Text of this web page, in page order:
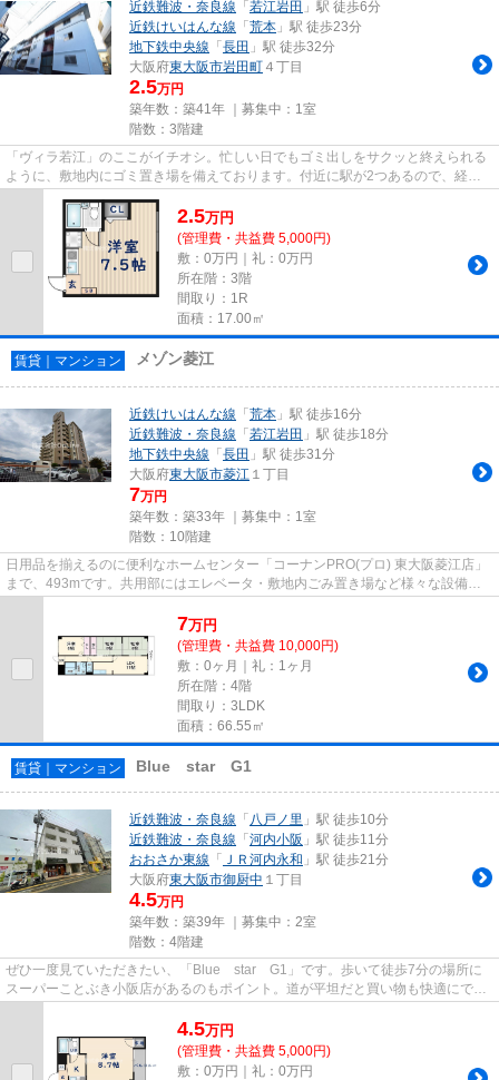
近鉄難波・奈良線 「若江岩田 」駅 徒歩6分
近鉄けいはんな線 「荒本 」駅 徒歩23分
地下鉄中央線 「長田 」駅 徒歩32分
大阪府東大阪市岩田町 ４丁目
2.5万円
築年数：築41年 ｜募集中： 1室
階数：3階建
「ヴィラ若江」のここがイチオシ。忙しい日でもゴミ出しをサクッと終えられる
ように、敷地内にゴミ置き場を備えております。付近に駅が2つあるので、経路
を用途や行き先によって選べる...
2.5万円
(管理費・共益費 5,000円)
敷：0万円｜礼：0万円
所在階：3階
間取り：1R
面積：17.00㎡
賃貸｜マンション メゾン菱江
近鉄けいはんな線 「荒本 」駅 徒歩16分
近鉄難波・奈良線 「若江岩田 」駅 徒歩18分
地下鉄中央線 「長田 」駅 徒歩31分
大阪府東大阪市菱江 １丁目
7万円
築年数：築33年 ｜募集中： 1室
階数：10階建
日用品を揃えるのに便利なホームセンター「コーナンPRO(プロ) 東大阪菱江店」
まで、493mです。共用部にはエレベータ・敷地内ごみ置き場など様々な設備や
サービスが揃っているので便利...
7万円
(管理費・共益費 10,000円)
敷：0ヶ月｜礼：1ヶ月
所在階：4階
間取り：3LDK
面積：66.55㎡
賃貸｜マンション Blue star G1
近鉄難波・奈良線 「 八戸ノ里 」駅 徒歩10分
近鉄難波・奈良線 「河内小阪 」駅 徒歩11分
おおさか東線 「 ＪＲ河内永和 」駅 徒歩21分
大阪府東大阪市御厨中 １丁目
4.5万円
築年数：築39年 ｜募集中： 2室
階数：4階建
ぜひ一度見ていただきたい、「Blue star G1」です。歩いて徒歩7分の場所に
スーパーことぶき小阪店があるのもポイント。道が平坦だと買い物も快適にでき
ますね。こちらの物件はマンシ...
4.5万円
(管理費・共益費 5,000円)
敷：0万円｜礼：0万円